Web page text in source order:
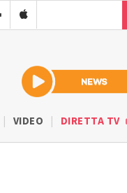
VIDEO DIRETTA TV